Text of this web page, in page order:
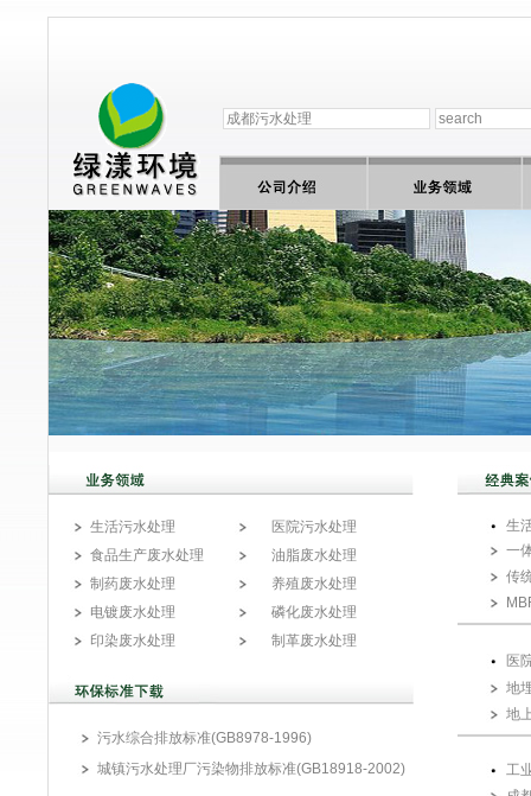
生活污水处理
医院污水处理
食品生产废水处理
油脂废水处理
制药废水处理
养殖废水处理
电镀废水处理
磷化废水处理
印染废水处理
制革废水处理
污水综合排放标准(GB8978-1996)
城镇污水处理厂污染物排放标准(GB18918-2002)
生
一
传
医
地
地
工